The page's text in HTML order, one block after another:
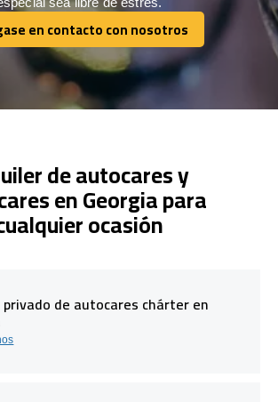
en contacto con nosotros
en contacto con nosotros
de autocares y
en Georgia para
ocasión
de autocares chárter en